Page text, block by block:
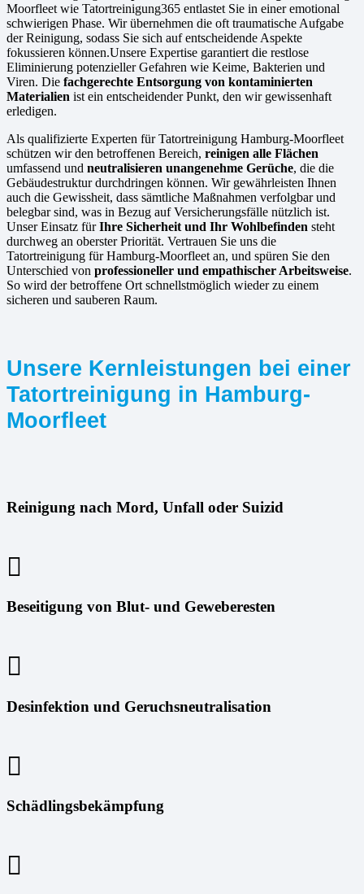
Moorfleet wie Tatortreinigung365 entlastet Sie in einer emotional
schwierigen Phase. Wir übernehmen die oft traumatische Aufgabe
der Reinigung, sodass Sie sich auf entscheidende Aspekte
fokussieren können.Unsere Expertise garantiert die restlose
Eliminierung potenzieller Gefahren wie Keime, Bakterien und
Viren. Die fachgerechte Entsorgung von kontaminierten
Materialien ist ein entscheidender Punkt, den wir gewissenhaft
erledigen.
Als qualifizierte Experten für Tatortreinigung Hamburg-Moorfleet
schützen wir den betroffenen Bereich, reinigen alle Flächen
umfassend und neutralisieren unangenehme Gerüche, die die
Gebäudestruktur durchdringen können. Wir gewährleisten Ihnen
auch die Gewissheit, dass sämtliche Maßnahmen verfolgbar und
belegbar sind, was in Bezug auf Versicherungsfälle nützlich ist.
Unser Einsatz fürIhre Sicherheit und Ihr Wohlbefinden steht
durchweg an oberster Priorität. Vertrauen Sie uns die
Tatortreinigung für Hamburg-Moorfleet an, und spüren Sie den
Unterschied von professioneller und empathischer Arbeitsweise.
So wird der betroffene Ort schnellstmöglich wieder zu einem
sicheren und sauberen Raum.
Unsere Kernleistungen bei einer
Tatortreinigung in Hamburg-
Moorfleet
Reinigung nach Mord, Unfall oder Suizid
Beseitigung von Blut- und Geweberesten
Desinfektion und Geruchsneutralisation
Schädlingsbekämpfung